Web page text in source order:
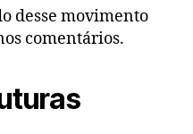
desse movimento
comentários.